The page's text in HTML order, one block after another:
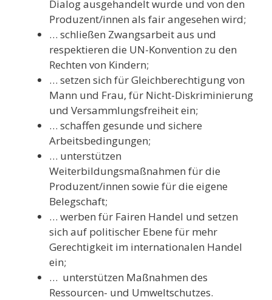
Dialog ausgehandelt wurde und von den
Produzent/innen als fair angesehen wird;
… schließen Zwangsarbeit aus und
respektieren die UN-Konvention zu den
Rechten von Kindern;
… setzen sich für Gleichberechtigung von
Mann und Frau, für Nicht-Diskriminierung
und Versammlungsfreiheit ein;
… schaffen gesunde und sichere
Arbeitsbedingungen;
… unterstützen
Weiterbildungsmaßnahmen für die
Produzent/innen sowie für die eigene
Belegschaft;
… werben für Fairen Handel und setzen
sich auf politischer Ebene für mehr
Gerechtigkeit im internationalen Handel
ein;
… unterstützen Maßnahmen des
Ressourcen- und Umweltschutzes.